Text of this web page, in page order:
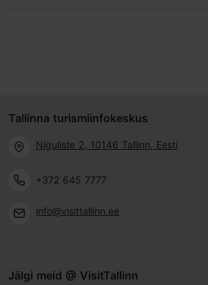
Tallinna turismiinfokeskus
Niguliste 2, 10146 Tallinn, Eesti
+372 645 7777
info@visittallinn.ee
Jälgi meid @ VisitTallinn